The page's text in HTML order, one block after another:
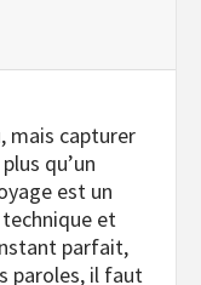
mais capturer
qu’un
est un
et
parfait,
paroles, il faut